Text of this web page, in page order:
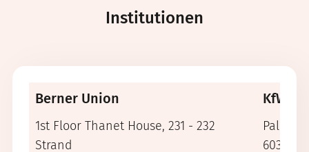
Institutionen
Berner Union
1st Floor Thanet House, 231 - 232
Strand
KfW
60325